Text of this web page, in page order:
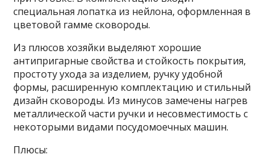
специальная лопатка из нейлона, оформленная в
цветовой гамме сковороды.
Из плюсов хозяйки выделяют хорошие
антипригарные свойства и стойкость покрытия,
простоту ухода за изделием, ручку удобной
формы, расширенную комплектацию и стильный
дизайн сковороды. Из минусов замечены нагрев
металлической части ручки и несовместимость с
некоторыми видами посудомоечных машин.
Плюсы: